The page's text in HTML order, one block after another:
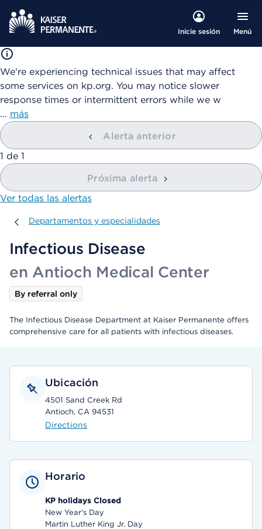
Inicie sesión Menú
We're experiencing technical issues that may affect
some services on kp.org. You may notice slower
response times or intermittent errors while we w
… más
Alerta anterior
mostrando
1 de 1
Próxima alerta
Ver todas las alertas
Departamentos y especialidades
Departamentos y especialidades
Infectious Disease
en Antioch Medical Center
By referral only
The Infectious Disease Department at Kaiser Permanente offers
comprehensive care for all patients with infectious diseases.
Ubicación
4501 Sand Creek Rd
Antioch, CA 94531
Directions
Horario
KP holidays Closed
New Year's Day
Martin Luther King Jr. Day